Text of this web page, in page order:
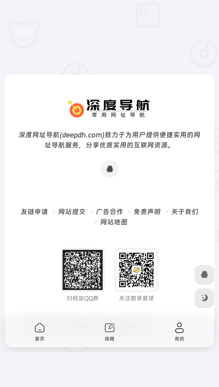
深度网址导航(deepdh.com)致力于为用户提供便捷实用的网
址导航服务，分享优质实用的互联网资源。
友链申请 网站提交 广告合作 免责声明
关于我们
网站地图
扫码加QQ群 关注酷享星球
Copyright © 2026 OneNav
首页 投稿 我的